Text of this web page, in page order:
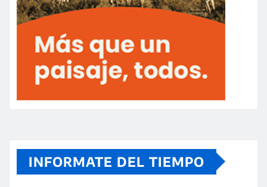
INFORMATE DEL TIEMPO